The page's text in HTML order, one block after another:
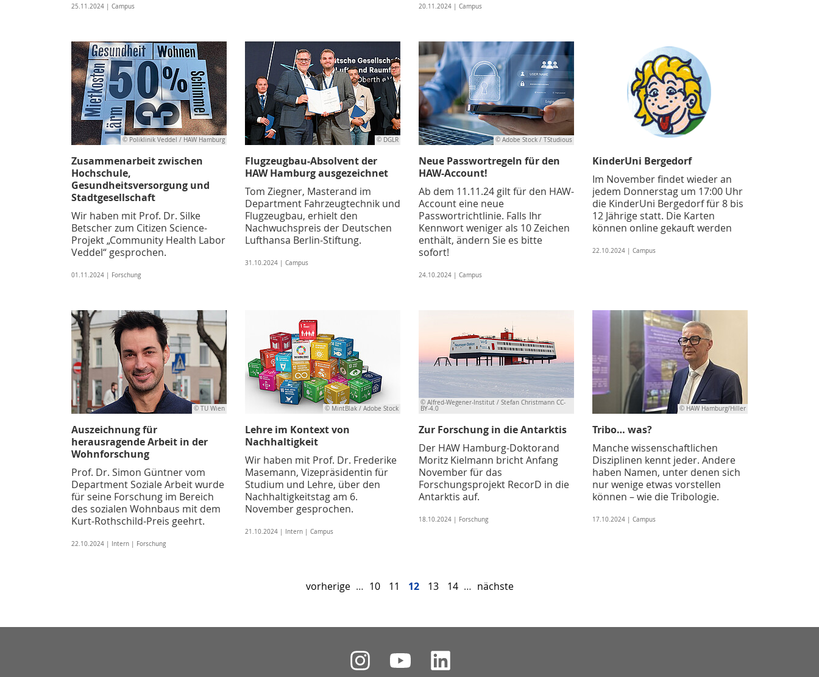
25.11.2024 | Campus 20.11.2024 | Campus
© Poliklinik Veddel / HAW Hamburg
Zusammenarbeit zwischen
Hochschule,
Gesundheitsversorgung und
Stadtgesellschaft
Wir haben mit Prof. Dr. Silke
Betscher zum Citizen Science-
Projekt „Community Health Labor
Veddel“ gesprochen.
01.11.2024 | Forschung
© DGLR
Flugzeugbau-Absolvent der
HAW Hamburg ausgezeichnet
Tom Ziegner, Masterand im
Department Fahrzeugtechnik und
Flugzeugbau, erhielt den
Nachwuchspreis der Deutschen
Lufthansa Berlin-Stiftung.
31.10.2024 | Campus
© Adobe Stock / TStudious
Neue Passwortregeln für den
HAW-Account!
Ab dem 11.11.24 gilt für den HAW-
Account eine neue
Passwortrichtlinie. Falls Ihr
Kennwort weniger als 10 Zeichen
enthält, ändern Sie es bitte
sofort!
24.10.2024 | Campus
KinderUni Bergedorf
Im November findet wieder an
jedem Donnerstag um 17:00 Uhr
die KinderUni Bergedorf für 8 bis
12 Jährige statt. Die Karten
können online gekauft werden
22.10.2024 | Campus
© TU Wien
Auszeichnung für
herausragende Arbeit in der
Wohnforschung
Prof. Dr. Simon Güntner vom
Department Soziale Arbeit wurde
für seine Forschung im Bereich
des sozialen Wohnbaus mit dem
Kurt-Rothschild-Preis geehrt.
22.10.2024 | Intern | Forschung
© MintBlak / Adobe Stock
Lehre im Kontext von
Nachhaltigkeit
Wir haben mit Prof. Dr. Frederike
Masemann, Vizepräsidentin für
Studium und Lehre, über den
Nachhaltigkeitstag am 6.
November gesprochen.
21.10.2024 | Intern | Campus
© Alfred-Wegener-Institut / Stefan Christmann CC-
BY-4.0
Zur Forschung in die Antarktis
Der HAW Hamburg-Doktorand
Moritz Kielmann bricht Anfang
November für das
Forschungsprojekt RecorD in die
Antarktis auf.
18.10.2024 | Forschung
© HAW Hamburg/Hiller
Tribo… was?
Manche wissenschaftlichen
Disziplinen kennt jeder. Andere
haben Namen, unter denen sich
nur wenige etwas vorstellen
können – wie die Tribologie.
17.10.2024 | Campus
vorherige … 10 11 12 13 14 … nächste